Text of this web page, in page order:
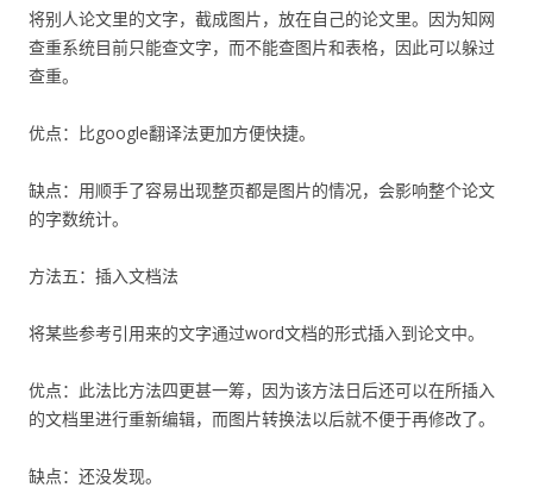
将别人论文里的文字，截成图片，放在自己的论文里。因为知网
查重系统目前只能查文字，而不能查图片和表格，因此可以躲过
查重。
优点：比google翻译法更加方便快捷。
缺点：用顺手了容易出现整页都是图片的情况，会影响整个论文
的字数统计。
方法五：插入文档法
将某些参考引用来的文字通过word文档的形式插入到论文中。
优点：此法比方法四更甚一筹，因为该方法日后还可以在所插入
的文档里进行重新编辑，而图片转换法以后就不便于再修改了。
缺点：还没发现。